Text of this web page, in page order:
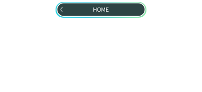
HOME